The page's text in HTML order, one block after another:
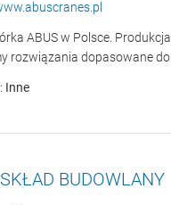
ABUS w Polsce.
rozwiązania dopasowane
Inne
BUDOWLANY